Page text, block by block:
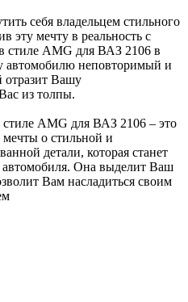
себя владельцем стильного
эту мечту в реальность с
стиле AMG для ВАЗ 2106 в
автомобилю неповторимый и
отразит Вашу
из толпы.
AMG для ВАЗ 2106 – это
о стильной и
детали, которая станет
Она выделит Ваш
Вам насладиться своим